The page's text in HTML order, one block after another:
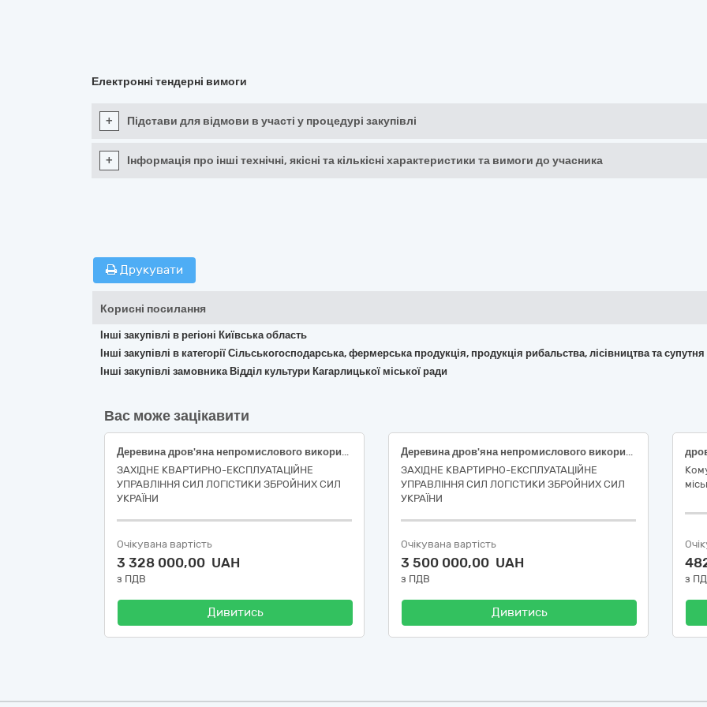
Електронні тендерні вимоги
+ Підстави для відмови в участі у процедурі закупівлі
+ Інформація про інші технічні, якісні та кількісні характеристики та вимоги до учасника
Друкувати
Корисні посилання
Інші закупівлі в регіоні Київська область
Інші закупівлі в категорії Сільськогосподарська, фермерська продукція, продукція рибальства, лісівництва та
Інші закупівлі замовника Відділ культури Кагарлицької міської ради
Вас може зацікавити
Деревина дров'яна непромислового використання 1 група ДК 021- 2015 - 03413000-8 – Паливна деревина
ЗАХІДНЕ КВАРТИРНО-ЕКСПЛУАТАЦІЙНЕ
УПРАВЛІННЯ СИЛ ЛОГІСТИКИ ЗБРОЙНИХ СИЛ
УКРАЇНИ
Очікувана вартість
3 328 000,00 UAH
з ПДВ
Дивитись
Деревина дров'яна непромислового використання 1 групаДК 021- 2015 - 03413000-8 – Паливна деревина.
ЗАХІДНЕ КВАРТИРНО-ЕКСПЛУАТАЦІЙНЕ
УПРАВЛІННЯ СИЛ ЛОГІСТИКИ ЗБРОЙНИХ СИЛ
УКРАЇНИ
Очікувана вартість
3 500 000,00 UAH
з ПДВ
Дивитись
з